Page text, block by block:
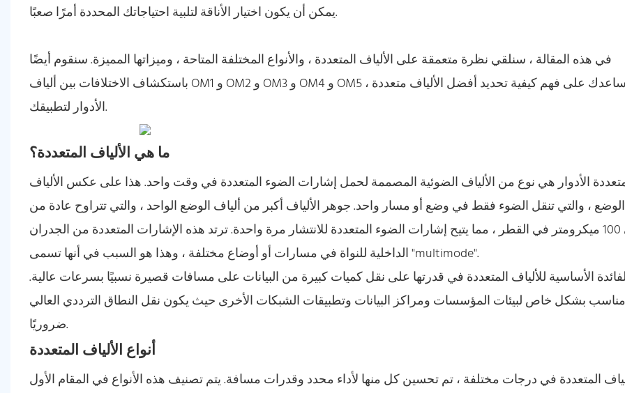
يمكن أن يكون اختيار الأناقة لتلبية احتياجاتك المحددة أمرًا صعبًا.
في هذه المقالة ، سنلقي نظرة متعمقة على الألياف المتعددة ، والأنواع المختلفة المتاحة ، وميزاتها المميزة. سنقوم أيضًا
باستكشاف الاختلافات بين ألياف OM1 و OM2 و OM3 و OM4 و OM5 ، ونساعدك على فهم كيفية تحديد أفضل الألياف متعددة
الأدوار لتطبيقك.
ما هي الألياف المتعددة؟
متعددة الأدوار هي نوع من الألياف الضوئية المصممة لحمل إشارات الضوء المتعددة في وقت واحد. هذا على عكس الألياف
الوضع ، والتي تنقل الضوء فقط في وضع أو مسار واحد. جوهر الألياف أكبر من ألياف الوضع الواحد ، والتي تتراوح عادة من
50 إلى 100 ميكرومتر في القطر ، مما يتيح إشارات الضوء المتعددة للانتشار مرة واحدة. ترتد هذه الإشارات المتعددة من الجدران
الداخلية للنواة في مسارات أو أوضاع مختلفة ، وهذا هو السبب في أنها تسمى "multimode".
الأساسية للألياف المتعددة في قدرتها على نقل كميات كبيرة من البيانات على مسافات قصيرة نسبيًا بسرعات عالية.
بشكل خاص لبيئات المؤسسات ومراكز البيانات وتطبيقات الشبكات الأخرى حيث يكون نقل النطاق الترددي العالي
ضروريًا.
أنواع الألياف المتعددة
المتعددة في درجات مختلفة ، تم تحسين كل منها لأداء محدد وقدرات مسافة. يتم تصنيف هذه الأنواع في المقام الأول